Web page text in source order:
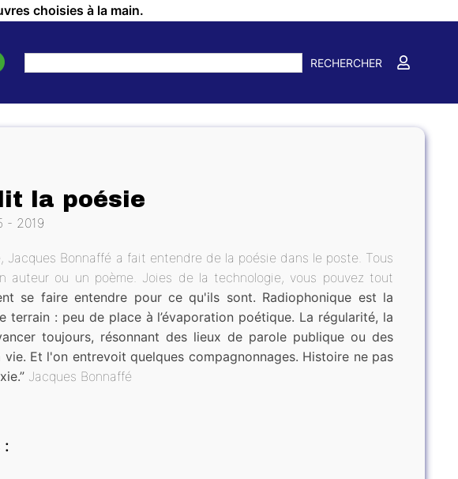
choisies à la main.
RECHERCHER
la poésie
- 2019
Jacques Bonnaffé a fait entendre de la poésie dans le poste. Tous
auteur ou un poème. Joies de la technologie, vous pouvez tout
se faire entendre pour ce qu'ils sont. Radiophonique est la
terrain : peu de place à l’évaporation poétique. La régularité, la
toujours, résonnant des lieux de parole publique ou des
Et l'on entrevoit quelques compagnonnages. Histoire ne pas
Jacques Bonnaffé
: